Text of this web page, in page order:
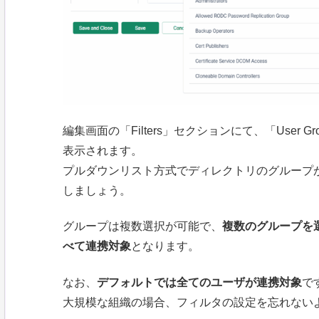
編集画面の「Filters」セクションにて、「User
表示されます。
プルダウンリスト方式でディレクトリのグルー
しましょう。
グループは複数選択が可能で、 複数のグループを
べて連携対象となります。
なお、 デフォルトでは全てのユーザが連携対象で
大規模な組織の場合、フィルタの設定を忘れない